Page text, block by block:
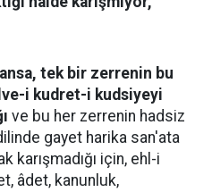
tek bir zerrenin bu
i kudret-i kudsiyeyi
ve bu her zerrenin hadsiz
gayet harika san'ata
karışmadığı için, ehl-i
âdet, kanunluk,